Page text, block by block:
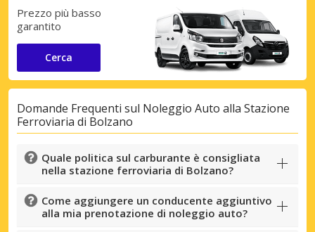
Prezzo più basso
garantito
Cerca
Domande Frequenti sul Noleggio Auto alla Stazione
Ferroviaria di Bolzano
Quale politica sul carburante è consigliata
nella stazione ferroviaria di Bolzano?
Come aggiungere un conducente aggiuntivo
alla mia prenotazione di noleggio auto?